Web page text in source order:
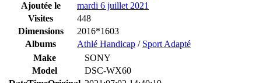
Ajoutée le
mardi 6 juillet 2021
Visites
448
Dimensions
2016*1603
Albums
Athlé Handicap / Sport Adapté
Make
SONY
Model
DSC-WX60